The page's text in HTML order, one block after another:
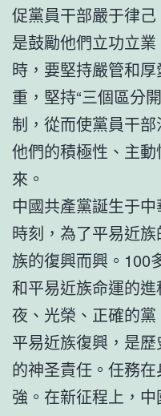
促黨員干部嚴于律己
是鼓勵他們立功立業
時，要堅持嚴管和
重，堅持“三個區分
制，從而使黨員干
他們的積極性、主
來。
中國共產黨誕生于
時刻，為了平易近
族的復興而興。100
和平易近族命運的
夜、光榮、正確的
平易近族復興，是
的神圣責任。任務
強。在新征程上，